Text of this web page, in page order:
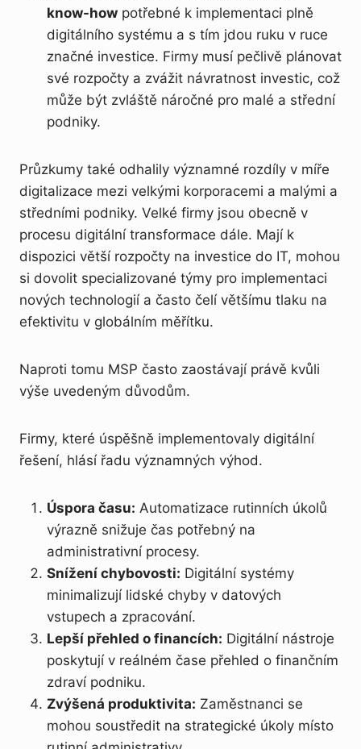
know-how potřebné k implementaci plně
digitálního systému a s tím jdou ruku v ruce
značné investice. Firmy musí pečlivě plánovat
své rozpočty a zvážit návratnost investic, což
může být zvláště náročné pro malé a střední
podniky.
Průzkumy také odhalily významné rozdíly v míře
digitalizace mezi velkými korporacemi a malými a
středními podniky. Velké firmy jsou obecně v
procesu digitální transformace dále. Mají k
dispozici větší rozpočty na investice do IT, mohou
si dovolit specializované týmy pro implementaci
nových technologií a často čelí většímu tlaku na
efektivitu v globálním měřítku.
Naproti tomu MSP často zaostávají právě kvůli
výše uvedeným důvodům.
Firmy, které úspěšně implementovaly digitální
řešení, hlásí řadu významných výhod.
Úspora času: Automatizace rutinních úkolů
výrazně snižuje čas potřebný na
administrativní procesy.
Snížení chybovosti: Digitální systémy
minimalizují lidské chyby v datových
vstupech a zpracování.
Lepší přehled o financích: Digitální nástroje
poskytují v reálném čase přehled o finančním
zdraví podniku.
Zvýšená produktivita: Zaměstnanci se
mohou soustředit na strategické úkoly místo